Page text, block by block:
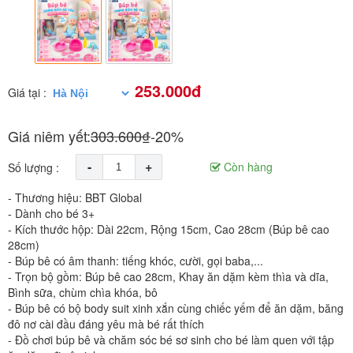
Giá tại : 253.000đ
Giá niêm yết:303.600₫-20%
Số lượng : - +
Còn hàng
- Thương hiệu: BBT Global
- Dành cho bé 3+
- Kích thước hộp: Dài 22cm, Rộng 15cm, Cao 28cm (Búp bê cao
28cm)
- Búp bê có âm thanh: tiếng khóc, cười, gọi baba,...
- Trọn bộ gồm: Búp bê cao 28cm, Khay ăn dặm kèm thìa và dĩa,
Bình sữa, chùm chìa khóa, bô
- Búp bê có bộ body suit xinh xắn cùng chiếc yếm để ăn dặm, băng
đô nơ cài đầu đáng yêu mà bé rất thích
- Đồ chơi búp bê và chăm sóc bé sơ sinh cho bé làm quen với tập